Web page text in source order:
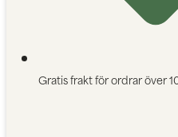
Gratis frakt för ordrar över